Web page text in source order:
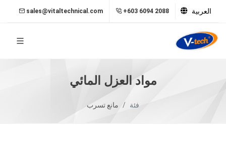
sales@vitaltechnical.com +603 6094 2088 العربية
مواد العزل المائي
مانع تسرب فئة